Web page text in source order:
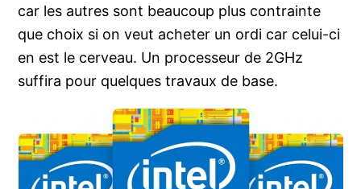
car les autres sont beaucoup plus contrainte
que choix si on veut acheter un ordi car celui-ci
en est le cerveau. Un processeur de 2GHz
suffira pour quelques travaux de base.